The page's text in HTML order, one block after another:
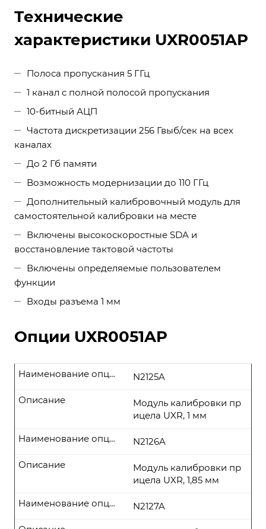
Технические
характеристики UXR0051AP
Полоса пропускания 5 ГГц
1 канал с полной полосой пропускания
10-битный АЦП
Частота дискретизации 256 Гвыб/сек на всех
каналах
До 2 Гб памяти
Возможность модернизации до 110 ГГц
Дополнительный калибровочный модуль для
самостоятельной калибровки на месте
Включены высокоскоростные SDA и
восстановление тактовой частоты
Включены определяемые пользователем
функции
Входы разъема 1 мм
Опции UXR0051AP
N2125A
Наименование опции
Модуль калибровки пр
ицела UXR, 1 мм
Описание
N2126A
Наименование опции
Модуль калибровки пр
ицела UXR, 1,85 мм
Описание
N2127A
Наименование опции